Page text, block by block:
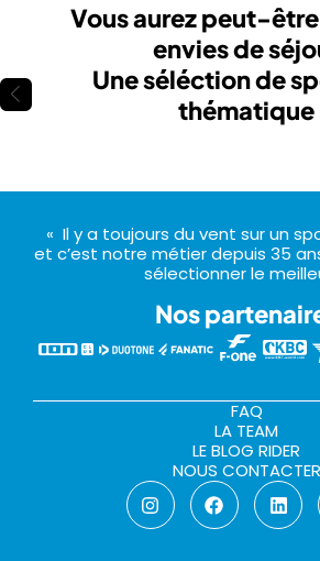
Vous aurez peut-
envies de
Une séléction de
thématique
Initier ma tribu
« Il y a toujours du vent sur un
et c’est notre métier depuis 35
sélectionner le
Nos
FAQ
LA TEAM
LE BLOG RIDER
NOUS CONTACTER